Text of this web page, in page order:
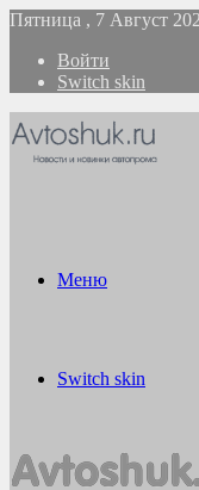
Пятница , 7 Август
Войти
Switch skin
Меню
Switch skin